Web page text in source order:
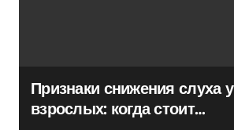
Признаки снижения слуха у
взрослых: когда стоит